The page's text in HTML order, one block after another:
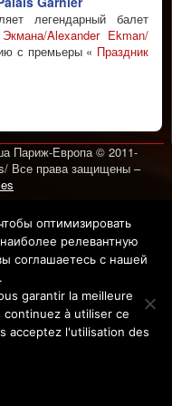
легендарный балет
Alexander Ekman/
с премьеры « Праздник
Париж-Европа © 2011-
Все права защищены –
оптимизировать
релевантную
соглашаетесь с нашей
garantir la meilleure
à utiliser ce
acceptez l'utilisation des